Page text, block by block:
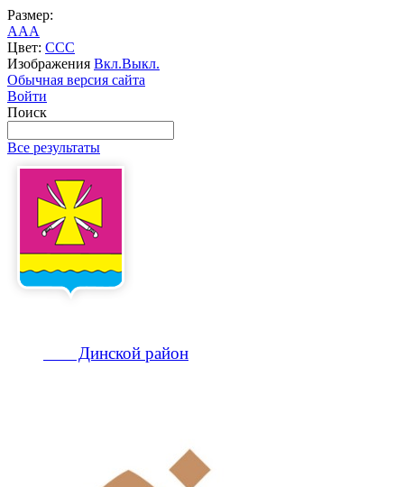
Размер:
AAA
Цвет: CCC
Изображения Вкл.Выкл.
Обычная версия сайта
Войти
Поиск
Все результаты
Динской район